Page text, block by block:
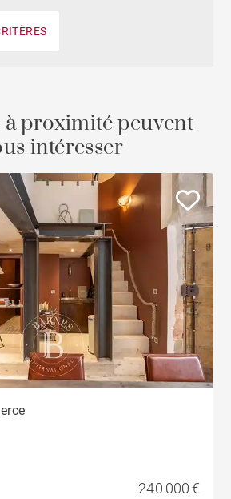
à proximité peuvent
intéresser
240 000 €